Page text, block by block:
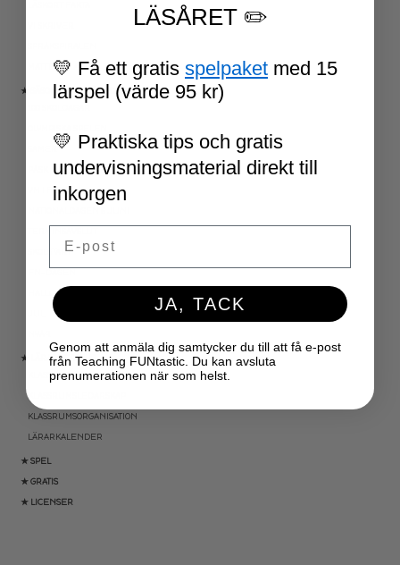
MATTESPIRALEN
★ SÄSONG OCH HÖGTIDER
VM I FOTBOLL
SKOLSTART
HALLOWEEN
★ LÄRARVERKTYG
KLASSRUMSDEKORATION
KLASSRUMSLEDARSKAP
KLASSRUMSORGANISATION
LÄRARKALENDER
★ SPEL
★ GRATIS
★ LICENSER
LÄSÅRET ✏️
💛 Få ett gratis spelpaket med 15
lärspel (värde 95 kr)
💛 Praktiska tips och gratis
undervisningsmaterial direkt till
inkorgen
JA, TACK
Genom att anmäla dig samtycker du till att få e-post
från Teaching FUNtastic. Du kan avsluta
prenumerationen när som helst.